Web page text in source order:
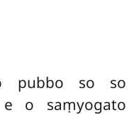
pubbo so so
o saṃyogato